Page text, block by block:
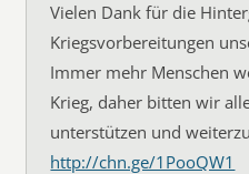
Vielen Dank für die
Kriegsvorbereitungen
Immer mehr Menschen
Krieg, daher bitten wir
unterstützen und
http://chn.ge/1PooQW1